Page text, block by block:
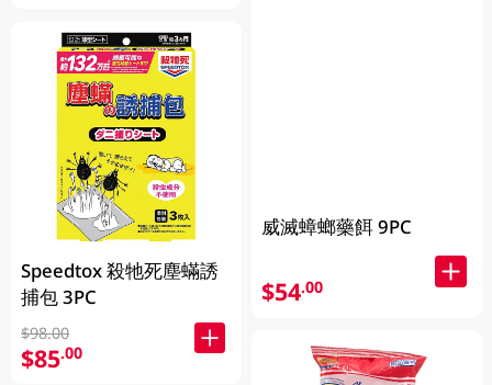
Speedtox 殺牠死塵蟎誘
捕包 3PC
$98.00
$85.00
威滅蟑螂藥餌 9PC
$54.00